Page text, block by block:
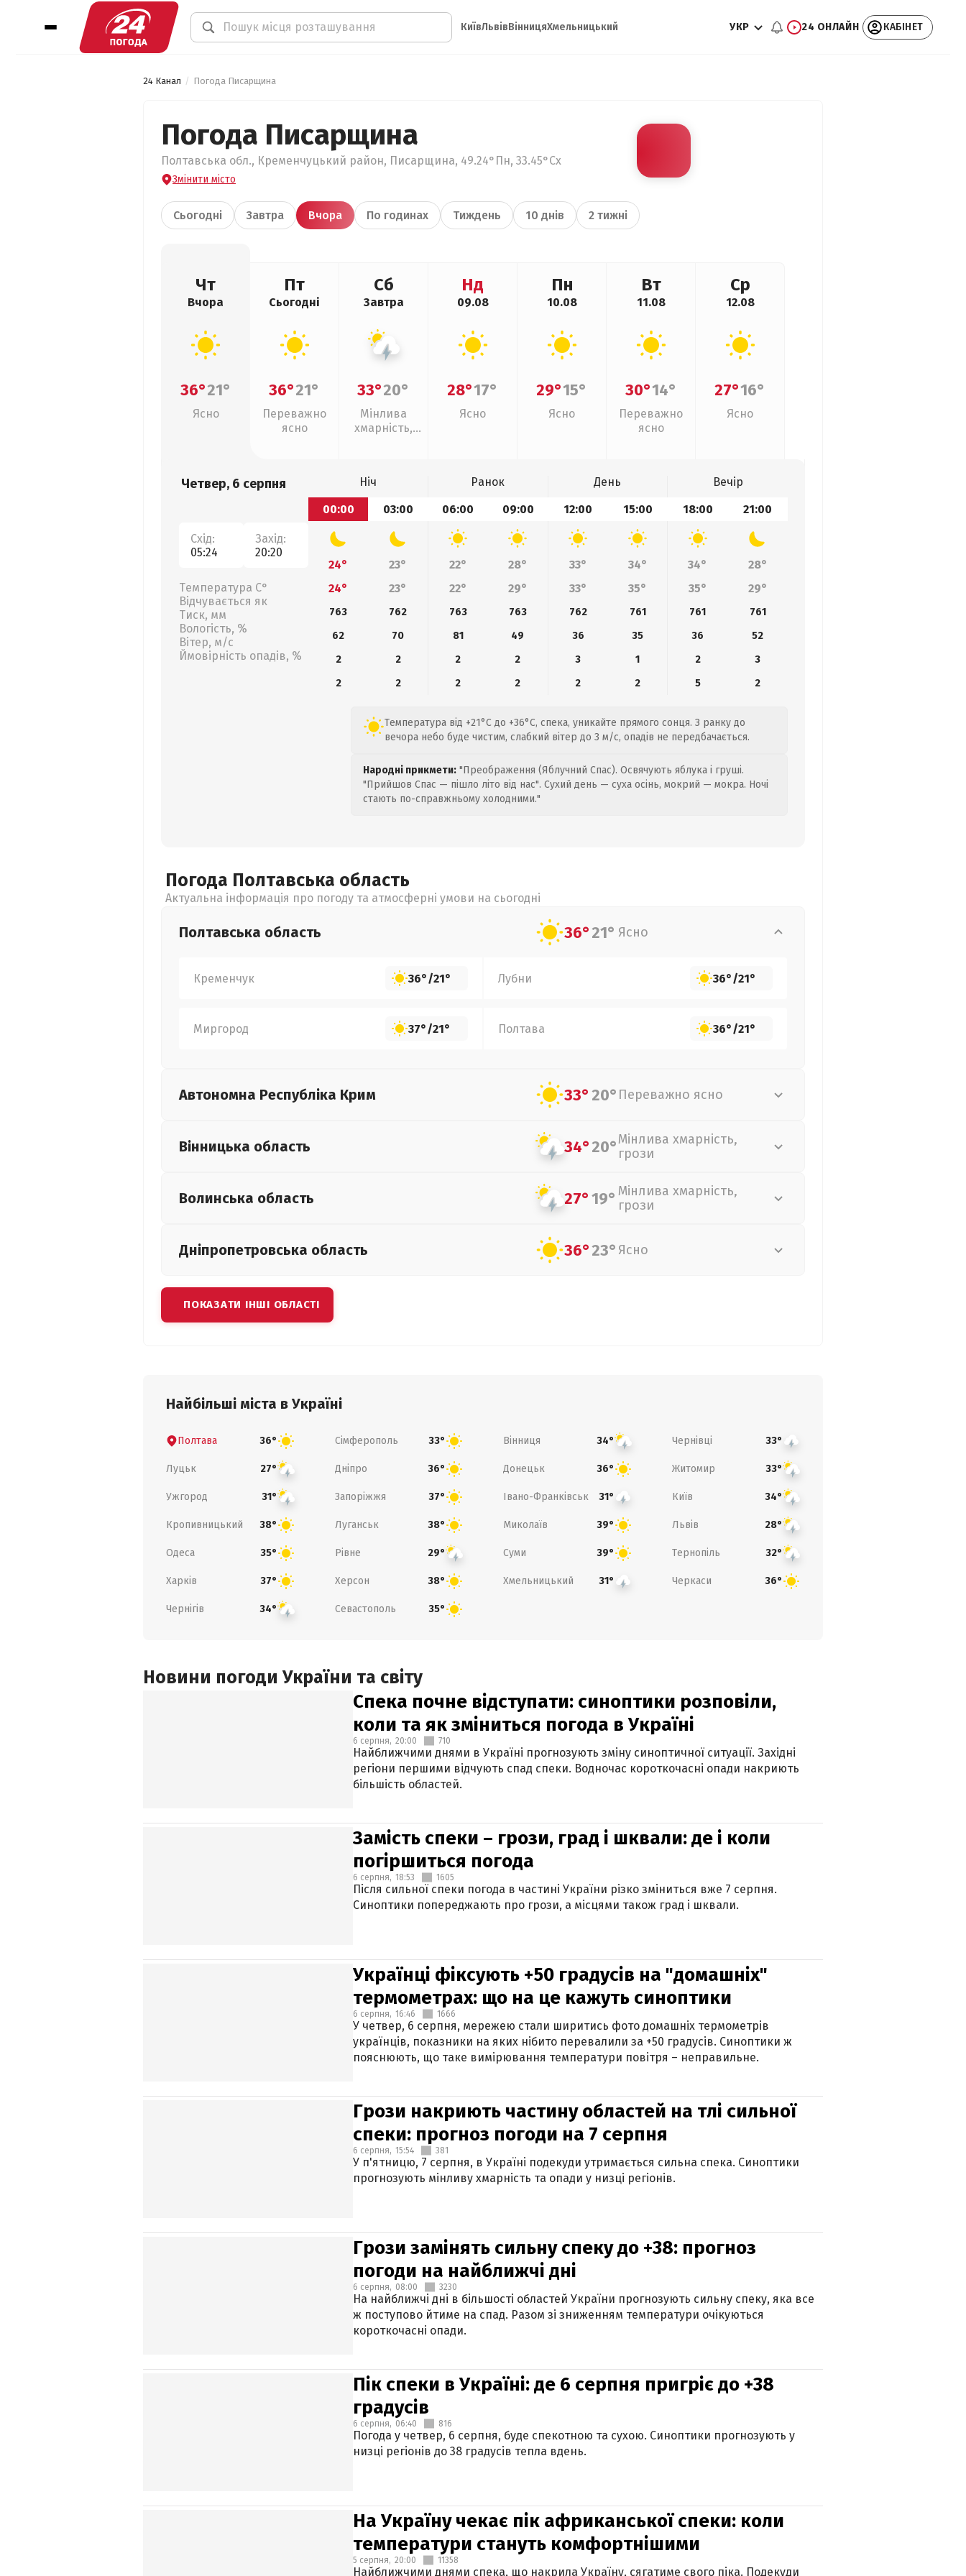
КиївЛьвівВінницяХмельницький УКР 24 ОНЛАЙН КАБІНЕТ
24 Канал Погода Писарщина
Погода Писарщина
Полтавська обл., Кременчуцький район, Писарщина, 49.24°Пн, 33.45°Сх
Змінити місто
Сьогодні Завтра Вчора По годинах Тиждень 10 днів 2 тижні
Чт
Вчора
36°21°
Ясно
Пт
Сьогодні
36°21°
Переважно
ясно
Сб
Завтра
33°20°
Мінлива
хмарність,
Нд
09.08
28°17°
Ясно
Пн
10.08
29°15°
Ясно
Вт
11.08
30°14°
Переважно
ясно
Ср
12.08
27°16°
Ясно
Четвер, 6 серпня
Схід:
05:24
Захід:
20:20
Температура С°
Відчувається як
Тиск, мм
Вологість, %
Вітер, м/с
Ймовірність опадів, %
Ніч Ранок День
Вечір
00:00
03:00 06:00 09:00 12:00 15:00 18:00 21:00
24° 23° 22° 28° 33° 34° 34°
28°
24°
23° 22° 29° 33° 35° 35° 29°
763 762 763 763 762 761 761
761
62
70 81 49 36 35 36
52
2
2 2 2 3 1 2
3
2
2 2 2 2 2 5 2
Температура від +21°C до +36°C, спека, уникайте прямого сонця. З ранку до
вечора небо буде чистим, слабкий вітер до 3 м/с, опадів не передбачається.
Народні прикмети: "Преображення (Яблучний Спас). Освячують яблука і груші.
"Прийшов Спас — пішло літо від нас". Сухий день — суха осінь, мокрий — мокра. Ночі
стають по-справжньому холодними."
Погода Полтавська область
Актуальна інформація про погоду та атмосферні умови на сьогодні
Полтавська область 36°21° Ясно
Кременчук 36°/21° Лубни 36°/21°
Миргород 37°/21° Полтава 36°/21°
Автономна Республіка Крим 33°20° Переважно ясно
Вінницька область 34°20°Мінлива хмарність,
грози
Волинська область 27°19° Мінлива хмарність,
грози
Дніпропетровська область 36°23° Ясно
ПОКАЗАТИ ІНШІ ОБЛАСТІ
Найбільші міста в Україні
Полтава 36° Сімферополь 33° Вінниця 34° Чернівці 33°
Луцьк 27° Дніпро 36° Донецьк 36° Житомир 33°
Ужгород 31° Запоріжжя 37° Івано-Франківськ 31° Київ 34°
Кропивницький 38° Луганськ 38° Миколаїв 39° Львів 28°
Одеса 35° Рівне 29° Суми 39° Тернопіль 32°
Харків 37° Херсон 38° Хмельницький 31° Черкаси 36°
Чернігів 34° Севастополь 35°
Новини погоди України та світу
Спека почне відступати: синоптики розповіли,
коли та як зміниться погода в Україні
6 серпня, 20:00 710
Найближчими днями в Україні прогнозують зміну синоптичної ситуації. Західні
регіони першими відчують спад спеки. Водночас короткочасні опади накриють
більшість областей.
Замість спеки – грози, град і шквали: де і коли
погіршиться погода
6 серпня, 18:53 1605
Після сильної спеки погода в частині України різко зміниться вже 7 серпня.
Синоптики попереджають про грози, а місцями також град і шквали.
Українці фіксують +50 градусів на "домашніх"
термометрах: що на це кажуть синоптики
6 серпня, 16:46 1666
У четвер, 6 серпня, мережею стали ширитись фото домашніх термометрів
українців, показники на яких нібито перевалили за +50 градусів. Синоптики ж
пояснюють, що таке вимірювання температури повітря – неправильне.
Грози накриють частину областей на тлі сильної
спеки: прогноз погоди на 7 серпня
6 серпня, 15:54 381
У п'ятницю, 7 серпня, в Україні подекуди утримається сильна спека. Синоптики
прогнозують мінливу хмарність та опади у низці регіонів.
Грози замінять сильну спеку до +38: прогноз
погоди на найближчі дні
6 серпня, 08:00 3230
На найближчі дні в більшості областей України прогнозують сильну спеку, яка все
ж поступово йтиме на спад. Разом зі зниженням температури очікуються
короткочасні опади.
Пік спеки в Україні: де 6 серпня пригріє до +38
градусів
6 серпня, 06:40 816
Погода у четвер, 6 серпня, буде спекотною та сухою. Синоптики прогнозують у
низці регіонів до 38 градусів тепла вдень.
На Україну чекає пік африканської спеки: коли
температури стануть комфортнішими
5 серпня, 20:00 11358
Найближчими днями спека, що накрила Україну, сягатиме свого піка. Подекуди